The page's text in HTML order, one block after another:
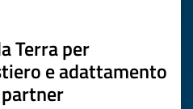
Terra per
e adattamento